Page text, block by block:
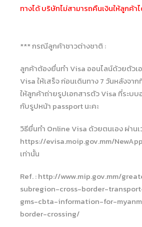
ทางได้ บริษัทไม่สามารถคืนเงินให้ลูกค้า
*** กรณีลูกค้าชาวต่างชาติ :
ลูกค้าต้องยื่นทำ Visa ออนไลน์ด้วยตัวเ
Visa ให้เสร็จ ก่อนเดินทาง 7 วันหลังจา
ให้ลูกค้าถ่ายรูปเอกสารตัว Visa ที่ระบ
กับรูปหน้า passport นะคะ
วิธียื่นทำ Online Visa ด้วยตนเอง ผ่าน
https://evisa.moip.gov.mm/
เท่านั้น
Ref. : http://www.mip.gov.mm/
subregion-cross-border-
gms-cbta-information-for-
border-crossing/